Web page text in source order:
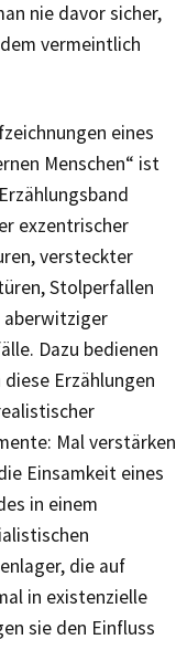
nie davor sicher,
vermeintlich
eines
Menschen“ ist
exzentrischer
versteckter
Stolperfallen
aberwitziger
Dazu bedienen
diese Erzählungen
Mal verstärken
Einsamkeit eines
in einem
die auf
in existenzielle
sie den Einfluss